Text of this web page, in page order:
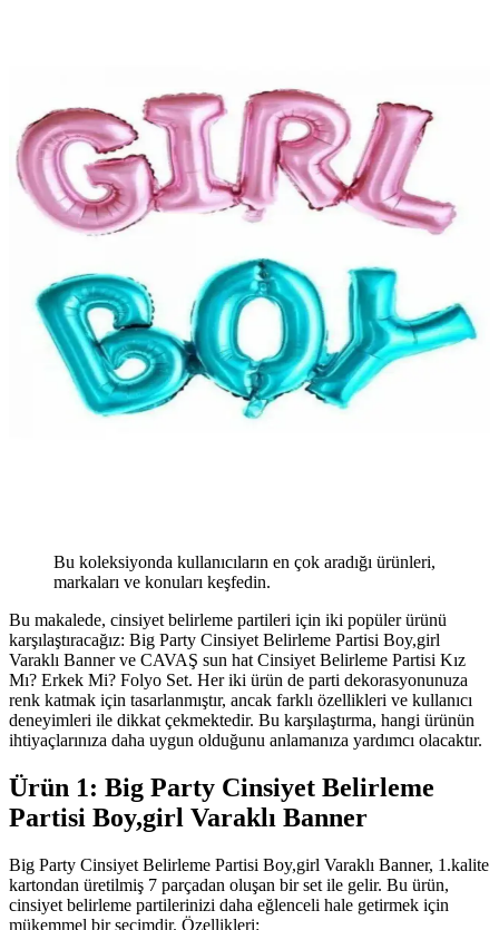
Bu koleksiyonda kullanıcıların en çok aradığı ürünleri,
markaları ve konuları keşfedin.
Bu makalede, cinsiyet belirleme partileri için iki popüler ürünü
karşılaştıracağız: Big Party Cinsiyet Belirleme Partisi Boy,girl
Varaklı Banner ve CAVAŞ sun hat Cinsiyet Belirleme Partisi Kız
Mı? Erkek Mi? Folyo Set. Her iki ürün de parti dekorasyonunuza
renk katmak için tasarlanmıştır, ancak farklı özellikleri ve kullanıcı
deneyimleri ile dikkat çekmektedir. Bu karşılaştırma, hangi ürünün
ihtiyaçlarınıza daha uygun olduğunu anlamanıza yardımcı olacaktır.
Ürün 1: Big Party Cinsiyet Belirleme
Partisi Boy,girl Varaklı Banner
Big Party Cinsiyet Belirleme Partisi Boy,girl Varaklı Banner, 1.kalite
kartondan üretilmiş 7 parçadan oluşan bir set ile gelir. Bu ürün,
cinsiyet belirleme partilerinizi daha eğlenceli hale getirmek için
mükemmel bir seçimdir. Özellikleri: